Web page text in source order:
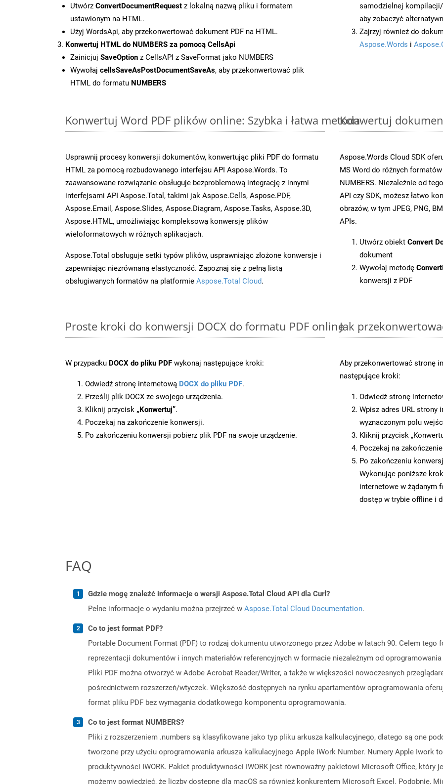
Utwórz ConvertDocumentRequest z lokalną nazwą pliku i formatem
ustawionym na HTML.
Użyj WordsApi, aby przekonwertować dokument PDF na HTML.
Konwertuj HTML do NUMBERS za pomocą CellsApi
Zainicjuj SaveOption z CellsAPI z SaveFormat jako NUMBERS
Wywołaj cellsSaveAsPostDocumentSaveAs, aby przekonwertować plik
HTML do formatu NUMBERS
samodzielnej
aby zobaczyć
Zajrzyj również do
Aspose.Words i
Konwertuj Word PDF plików online: Szybka i łatwa metoda
Usprawnij procesy konwersji dokumentów, konwertując pliki PDF do formatu
HTML za pomocą rozbudowanego interfejsu API Aspose.Words. To
zaawansowane rozwiązanie obsługuje bezproblemową integrację z innymi
interfejsami API Aspose.Total, takimi jak Aspose.Cells, Aspose.PDF,
Aspose.Email, Aspose.Slides, Aspose.Diagram, Aspose.Tasks, Aspose.3D,
Aspose.HTML, umożliwiając kompleksową konwersję plików
wieloformatowych w różnych aplikacjach.
Aspose.Total obsługuje setki typów plików, usprawniając złożone konwersje i
zapewniając niezrównaną elastyczność. Zapoznaj się z pełną listą
obsługiwanych formatów na platformie Aspose.Total Cloud.
Konwertuj
Aspose.Words Cloud SDK
MS Word do różnych
NUMBERS. Niezależnie od
API czy SDK, możesz łatwo
obrazów, w tym JPEG, PNG,
APIs.
Utwórz obiekt Convert
dokument
Wywołaj metodę
konwersji z PDF
Proste kroki do konwersji DOCX do formatu PDF online
W przypadku DOCX do pliku PDF wykonaj następujące kroki:
Odwiedź stronę internetową DOCX do pliku PDF.
Prześlij plik DOCX ze swojego urządzenia.
Kliknij przycisk „Konwertuj”.
Poczekaj na zakończenie konwersji.
Po zakończeniu konwersji pobierz plik PDF na swoje urządzenie.
Jak
Aby przekonwertować stronę
następujące kroki:
Odwiedź stronę
Wpisz adres URL strony
wyznaczonym polu
Kliknij przycisk
Poczekaj na
Po zakończeniu
Wykonując poniższe
internetowe w żądanym
dostęp w trybie offline i
FAQ
Gdzie mogę znaleźć informacje o wersji Aspose.Total Cloud API dla Curl?
Pełne informacje o wydaniu można przejrzeć w Aspose.Total Cloud Documentation.
Co to jest format PDF?
Portable Document Format (PDF) to rodzaj dokumentu utworzonego przez Adobe w latach 90. Celem tego
reprezentacji dokumentów i innych materiałów referencyjnych w formacie niezależnym od
Pliki PDF można otworzyć w Adobe Acrobat Reader/Writer, a także w większości nowoczesnych
pośrednictwem rozszerzeń/wtyczek. Większość dostępnych na rynku apartamentów oprogramowania
format pliku PDF bez wymagania dodatkowego komponentu oprogramowania.
Co to jest format NUMBERS?
Pliki z rozszerzeniem .numbers są klasyfikowane jako typ pliku arkusza kalkulacyjnego, dlatego są one
tworzone przy użyciu oprogramowania arkusza kalkulacyjnego Apple IWork Number. Numery Apple Iwork
produktywności IWORK. Pakiet produktywności IWORK jest równoważny pakietowi Microsoft Office, który
możemy powiedzieć, że liczby dostępne dla macOS są również konkurentem Microsoft Excel. Podobnie,